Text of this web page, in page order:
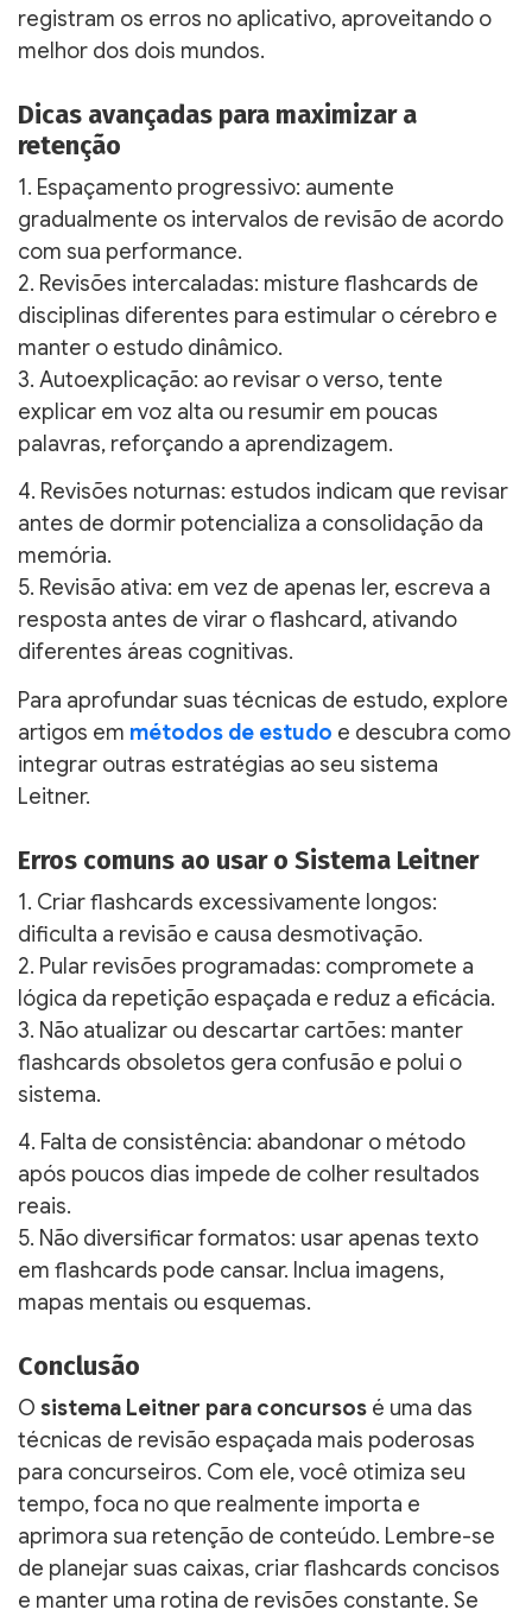
registram os erros no aplicativo, aproveitando o
melhor dos dois mundos.
Dicas avançadas para maximizar a
retenção
1. Espaçamento progressivo: aumente
gradualmente os intervalos de revisão de acordo
com sua performance.
2. Revisões intercaladas: misture flashcards de
disciplinas diferentes para estimular o cérebro e
manter o estudo dinâmico.
3. Autoexplicação: ao revisar o verso, tente
explicar em voz alta ou resumir em poucas
palavras, reforçando a aprendizagem.
4. Revisões noturnas: estudos indicam que revisar
antes de dormir potencializa a consolidação da
memória.
5. Revisão ativa: em vez de apenas ler, escreva a
resposta antes de virar o flashcard, ativando
diferentes áreas cognitivas.
Para aprofundar suas técnicas de estudo, explore
artigos em métodos de estudo e descubra como
integrar outras estratégias ao seu sistema
Leitner.
Erros comuns ao usar o Sistema Leitner
1. Criar flashcards excessivamente longos:
dificulta a revisão e causa desmotivação.
2. Pular revisões programadas: compromete a
lógica da repetição espaçada e reduz a eficácia.
3. Não atualizar ou descartar cartões: manter
flashcards obsoletos gera confusão e polui o
sistema.
4. Falta de consistência: abandonar o método
após poucos dias impede de colher resultados
reais.
5. Não diversificar formatos: usar apenas texto
em flashcards pode cansar. Inclua imagens,
mapas mentais ou esquemas.
Conclusão
O sistema Leitner para concursos é uma das
técnicas de revisão espaçada mais poderosas
para concurseiros. Com ele, você otimiza seu
tempo, foca no que realmente importa e
aprimora sua retenção de conteúdo. Lembre-se
de planejar suas caixas, criar flashcards concisos
e manter uma rotina de revisões constante. Se